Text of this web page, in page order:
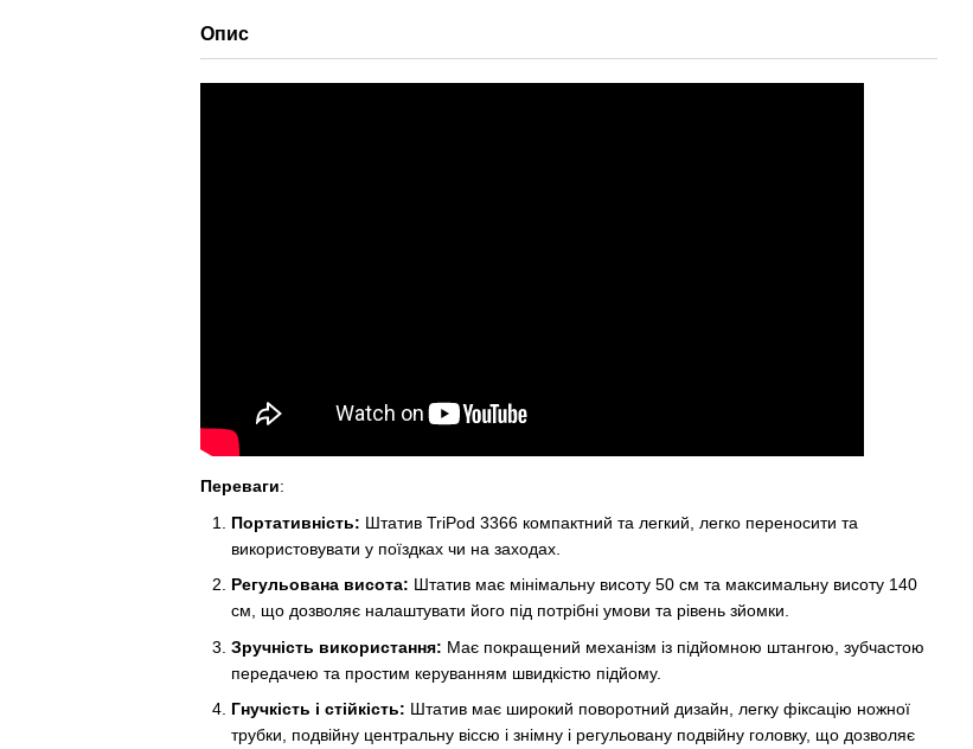
Опис
Переваги:
Портативність: Штатив TriPod 3366 компактний та легкий, легко переносити та
використовувати у поїздках чи на заходах.
Регульована висота: Штатив має мінімальну висоту 50 см та максимальну висоту 140
см, що дозволяє налаштувати його під потрібні умови та рівень зйомки.
Зручність використання: Має покращений механізм із підйомною штангою, зубчастою
передачею та простим керуванням швидкістю підйому.
Гнучкість і стійкість: Штатив має широкий поворотний дизайн, легку фіксацію ножної
трубки, подвійну центральну віссю і знімну і регульовану подвійну головку, що дозволяє